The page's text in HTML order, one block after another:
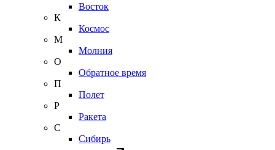
Восток
К
Космос
М
Молния
О
Обратное время
П
Полет
Р
Ракета
С
Сибирь